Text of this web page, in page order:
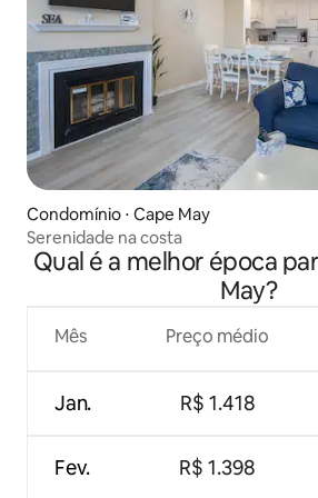
Condomínio ⋅ Cape May
Serenidade na costa
Qual é a melhor época
May?
Mês
Jan.
Fev.
Preço médio
R$ 1.418
R$ 1.398